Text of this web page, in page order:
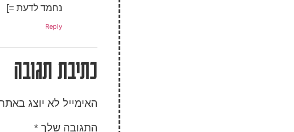
נחמד לדעת =]
Reply
כתיבת תגובה
האימייל לא יוצג
התגובה שלך*